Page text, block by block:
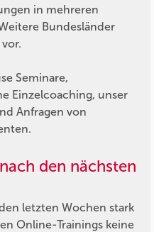
in mehreren
Bundesländer
Seminare,
Einzelcoaching, unser
Anfragen von
den nächsten
letzten Wochen stark
Online-Trainings keine